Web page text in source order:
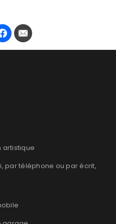
artistique
par téléphone ou par écrit,